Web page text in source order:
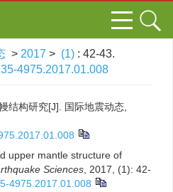
> 2017 > (1) : 42-43.
4975.2017.01.008
结构研究[J]. 国际地震动态,
upper mantle structure of
Sciences , 2017, (1): 42-
4975.2017.01.008